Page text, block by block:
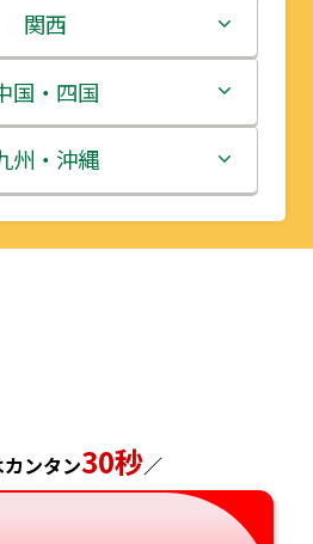
岩手県
宮城県
秋田県
山形県
栃木県
群馬県
埼玉県
千葉県
新潟県
富山県
石川県
福井県
静岡県
関西
三重県
滋賀県
京都府
和歌山県
国・四国
鳥取県
島根県
徳島県
州・沖縄
福岡県
大分県
ンタン30秒／